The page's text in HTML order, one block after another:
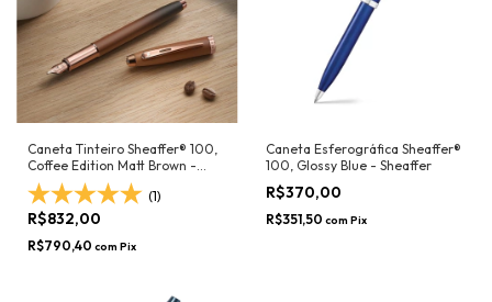
Caneta Tinteiro Sheaffer® 100,
Coffee Edition Matt Brown -
Sheaffer
(1)
R$832,00
R$790,40 com Pix
Caneta Esferográfica Sheaffer®
100, Glossy Blue - Sheaffer
R$370,00
R$351,50 com Pix